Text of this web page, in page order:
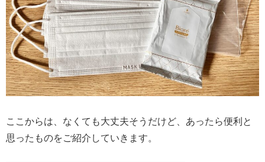
ここからは、なくても大丈夫そうだけど、あったら便利と
思ったものをご紹介していきます。